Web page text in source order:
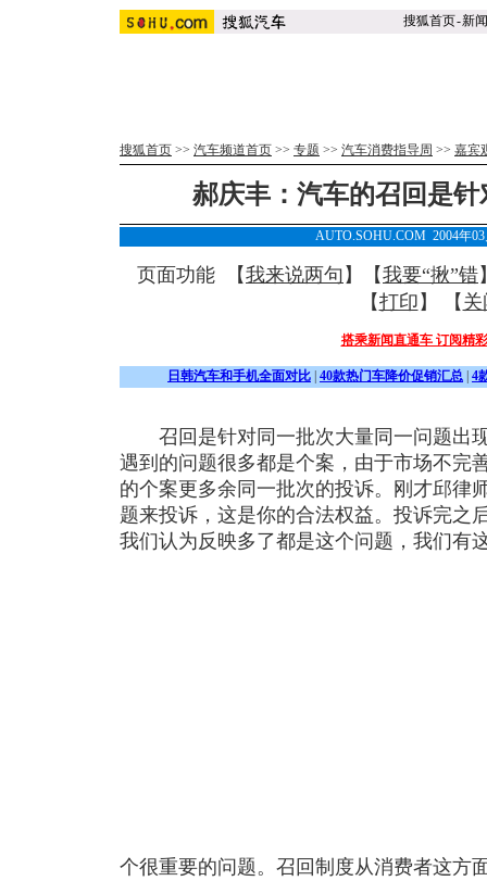
搜狐首页-新闻
搜狐首页 >> 汽车频道首页 >> 专题 >> 汽车消费指导周 >> 嘉宾
郝庆丰：汽车的召回是
AUTO.SOHU.COM 2004年
页面功能 【我来说两句 】【我要“揪”错
【打印 】 【 关
搭乘新闻直通车 订阅精
日韩汽车和手机全面对比 40款热门车降价促销汇总 4
召回是针对同一批次大量同一问题出
遇到的问题很多都是个案，由于市场不完
的个案更多余同一批次的投诉。刚才邱律
题来投诉，这是你的合法权益。投诉完之
我们认为反映多了都是这个问题，我们有
个很重要的问题。召回制度从消费者这方